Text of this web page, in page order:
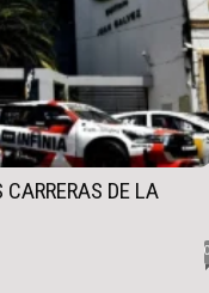
DE LA